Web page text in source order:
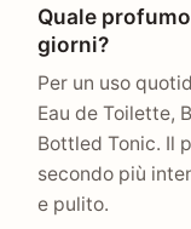
Quale
giorni?
Per un uso
Eau de Toilette,
Bottled Tonic. Il
secondo più
e pulito.